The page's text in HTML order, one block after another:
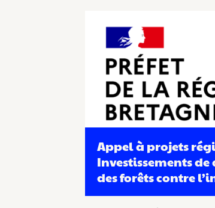
Appel à projets
Investissements de
des forêts contre